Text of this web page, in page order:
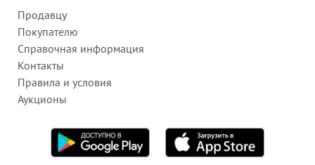
Продавцу
Покупателю
Справочная информация
Контакты
Правила и условия
Аукционы